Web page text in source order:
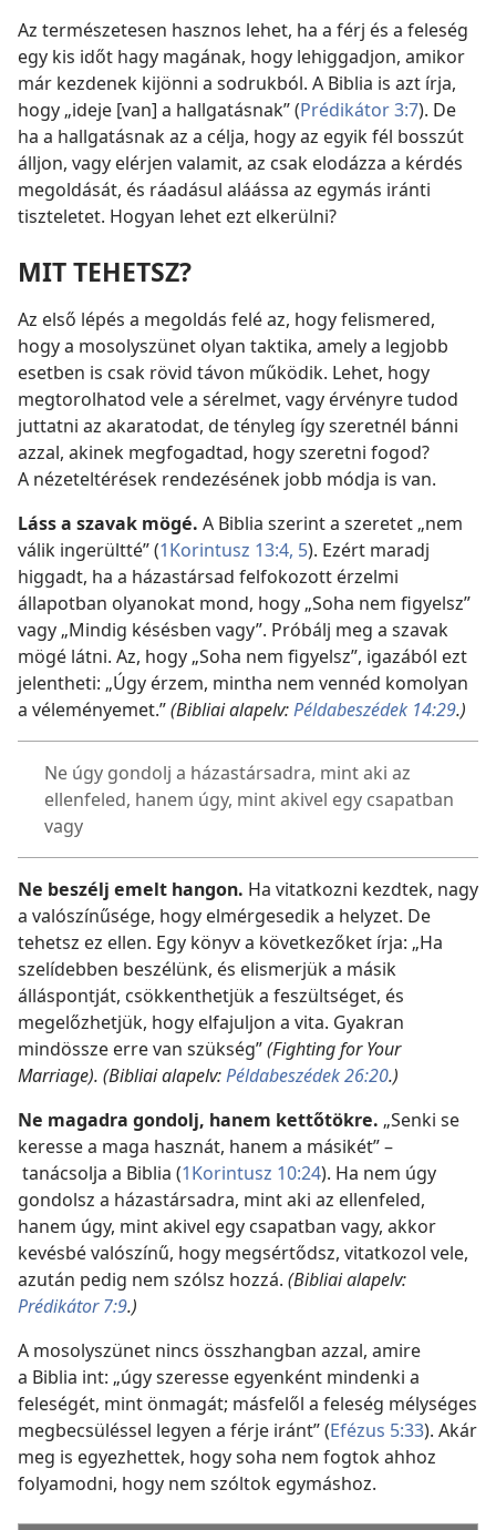
Az természetesen hasznos lehet, ha a férj és a feleség
egy kis időt hagy magának, hogy lehiggadjon, amikor
már kezdenek kijönni a sodrukból. A Biblia is azt írja,
hogy „ideje [van] a hallgatásnak” (Prédikátor 3:7). De
ha a hallgatásnak az a célja, hogy az egyik fél bosszút
álljon, vagy elérjen valamit, az csak elodázza a kérdés
megoldását, és ráadásul aláássa az egymás iránti
tiszteletet. Hogyan lehet ezt elkerülni?
MIT TEHETSZ?
Az első lépés a megoldás felé az, hogy felismered,
hogy a mosolyszünet olyan taktika, amely a legjobb
esetben is csak rövid távon működik. Lehet, hogy
megtorolhatod vele a sérelmet, vagy érvényre tudod
juttatni az akaratodat, de tényleg így szeretnél bánni
azzal, akinek megfogadtad, hogy szeretni fogod?
A nézeteltérések rendezésének jobb módja is van.
Láss a szavak mögé. A Biblia szerint a szeretet „nem
válik ingerültté” (1Korintusz 13:4, 5). Ezért maradj
higgadt, ha a házastársad felfokozott érzelmi
állapotban olyanokat mond, hogy „Soha nem figyelsz”
vagy „Mindig késésben vagy”. Próbálj meg a szavak
mögé látni. Az, hogy „Soha nem figyelsz”, igazából ezt
jelentheti: „Úgy érzem, mintha nem vennéd komolyan
a véleményemet.”(Bibliai alapelv:Példabeszédek 14:29.)
Ne úgy gondolj a házastársadra, mint aki az
ellenfeled, hanem úgy, mint akivel egy csapatban
vagy
Ne beszélj emelt hangon. Ha vitatkozni kezdtek, nagy
a valószínűsége, hogy elmérgesedik a helyzet. De
tehetsz ez ellen. Egy könyv a következőket írja: „Ha
szelídebben beszélünk, és elismerjük a másik
álláspontját, csökkenthetjük a feszültséget, és
megelőzhetjük, hogy elfajuljon a vita. Gyakran
mindössze erre van szükség”(Fighting for Your
Marriage). (Bibliai alapelv:Példabeszédek 26:20.)
Ne magadra gondolj, hanem kettőtökre. „Senki se
keresse a maga hasznát, hanem a másikét” –
tanácsolja a Biblia (1Korintusz 10:24). Ha nem úgy
gondolsz a házastársadra, mint aki az ellenfeled,
hanem úgy, mint akivel egy csapatban vagy, akkor
kevésbé valószínű, hogy megsértődsz, vitatkozol vele,
azután pedig nem szólsz hozzá. (Bibliai alapelv:
Prédikátor 7:9.)
A mosolyszünet nincs összhangban azzal, amire
a Biblia int: „úgy szeresse egyenként mindenki a
feleségét, mint önmagát; másfelől a feleség mélységes
megbecsüléssel legyen a férje iránt” (Efézus 5:33). Akár
meg is egyezhettek, hogy soha nem fogtok ahhoz
folyamodni, hogy nem szóltok egymáshoz.